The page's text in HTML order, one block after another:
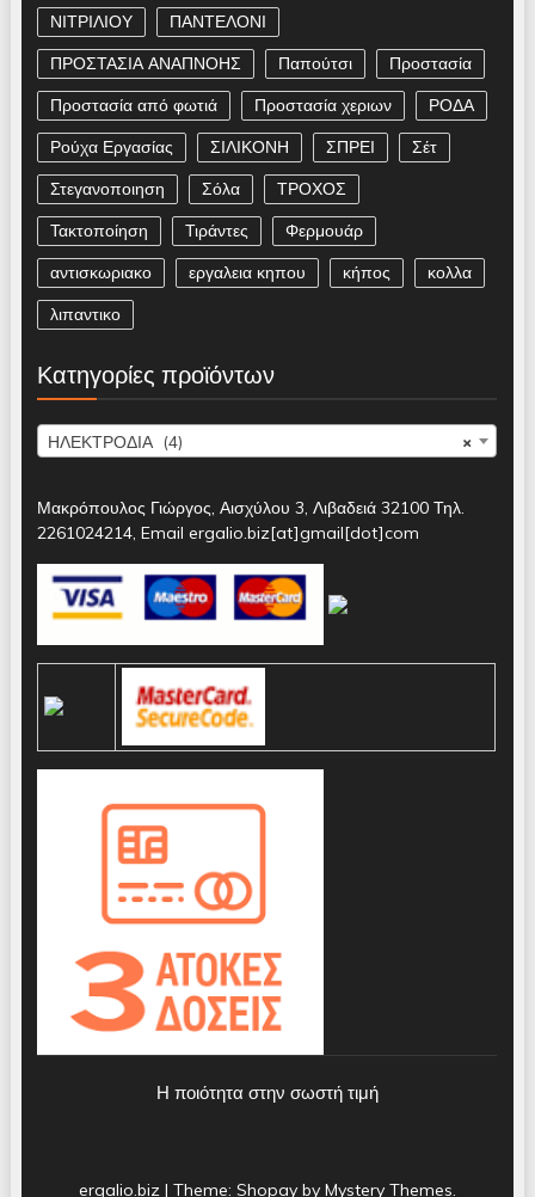
ΝΙΤΡΙΛΙΟΥ
ΠΑΝΤΕΛΟΝΙ
ΠΡΟΣΤΑΣΙΑ ΑΝΑΠΝΟΗΣ
Παπούτσι
Προστασία
Προστασία από φωτιά
Προστασία χεριων
ΡΟΔΑ
Ρούχα Εργασίας
ΣΙΛΙΚΟΝΗ ΣΠΡΕΙ
Σέτ
Στεγανοποιηση
Σόλα
ΤΡΟΧΟΣ
Τακτοποίηση
Τιράντες
Φερμουάρ
αντισκωριακο
εργαλεια κηπου κήπος
κολλα
λιπαντικο
Κατηγορίες προϊόντων
×
ΗΛΕΚΤΡΟΔΙΑ (4)
Μακρόπουλος Γιώργος, Αισχύλου 3, Λιβαδειά 32100 Τηλ.
2261024214, Email ergalio.biz[at]gmail[dot]com
Η ποιότητα στην σωστή τιμή
ergalio.biz | Theme: Shopay by Mystery Themes